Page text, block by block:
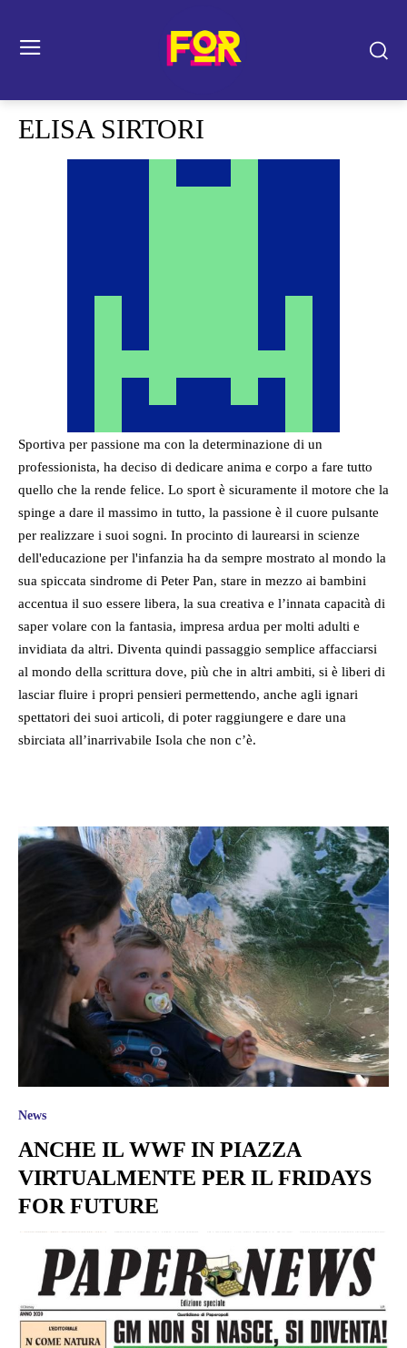
ELISA SIRTORI
Sportiva per passione ma con la determinazione di un
professionista, ha deciso di dedicare anima e corpo a fare tutto
quello che la rende felice. Lo sport è sicuramente il motore che la
spinge a dare il massimo in tutto, la passione è il cuore pulsante
per realizzare i suoi sogni. In procinto di laurearsi in scienze
dell'educazione per l'infanzia ha da sempre mostrato al mondo la
sua spiccata sindrome di Peter Pan, stare in mezzo ai bambini
accentua il suo essere libera, la sua creativa e l’innata capacità di
saper volare con la fantasia, impresa ardua per molti adulti e
invidiata da altri. Diventa quindi passaggio semplice affacciarsi
al mondo della scrittura dove, più che in altri ambiti, si è liberi di
lasciar fluire i propri pensieri permettendo, anche agli ignari
spettatori dei suoi articoli, di poter raggiungere e dare una
sbirciata all’inarrivabile Isola che non c’è.
News
ANCHE IL WWF IN PIAZZA
VIRTUALMENTE PER IL FRIDAYS
FOR FUTURE